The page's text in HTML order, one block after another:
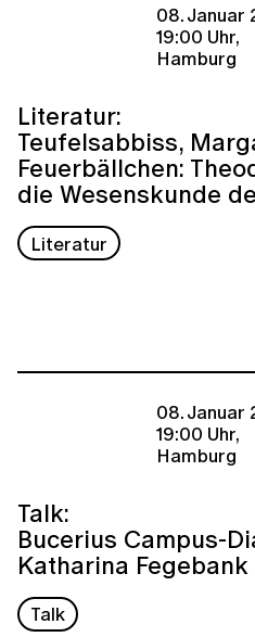
08. Januar
19:00 Uhr,
Hamburg
Literatur:
Teufelsabbiss,
Feuerbällchen:
die Wesenskunde
Literatur
08. Januar
19:00 Uhr,
Hamburg
Talk:
Bucerius Campus-
Katharina Fegebank
Talk